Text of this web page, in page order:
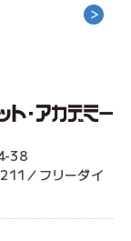
38
／フリーダイ